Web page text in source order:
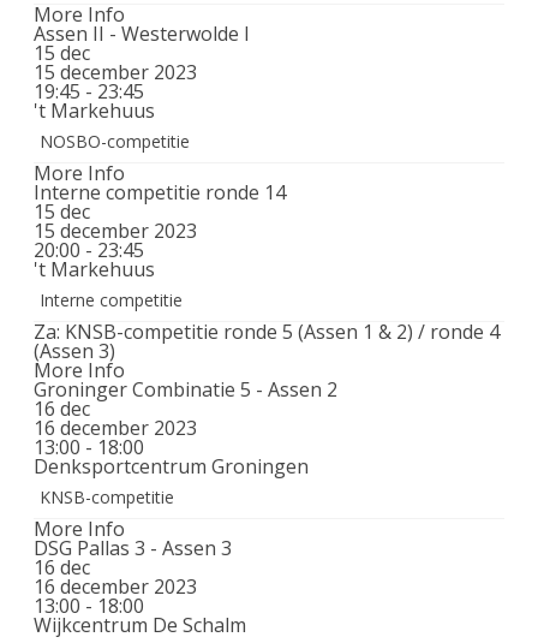
More Info
Assen II - Westerwolde I
15 dec
15 december 2023
19:45 - 23:45
't Markehuus
NOSBO-competitie
More Info
Interne competitie ronde 14
15 dec
15 december 2023
20:00 - 23:45
't Markehuus
Interne competitie
Za: KNSB-competitie ronde 5 (Assen 1 & 2) / ronde 4
(Assen 3)
More Info
Groninger Combinatie 5 - Assen 2
16 dec
16 december 2023
13:00 - 18:00
Denksportcentrum Groningen
KNSB-competitie
More Info
DSG Pallas 3 - Assen 3
16 dec
16 december 2023
13:00 - 18:00
Wijkcentrum De Schalm